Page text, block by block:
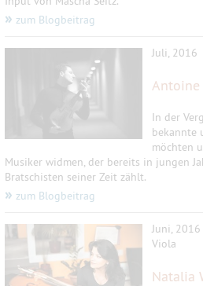
» zum Blogbeitrag
Juli, 2016
Antoine
In der
bekannte
möchten
Musiker widmen, der bereits in jungen
Bratschisten seiner Zeit zählt.
» zum Blogbeitrag
Juni,
Viola
Natalia